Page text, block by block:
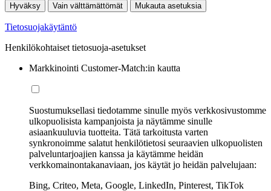
Hyväksy Vain välttämättömät Mukauta asetuksia
Tietosuojakäytäntö
Henkilökohtaiset tietosuoja-asetukset
Markkinointi Customer-Match:in kautta
Suostumuksellasi tiedotamme sinulle myös verkkosivustomme
ulkopuolisista kampanjoista ja näytämme sinulle
asiaankuuluvia tuotteita. Tätä tarkoitusta varten
synkronoimme salatut henkilötietosi seuraavien ulkopuolisten
palveluntarjoajien kanssa ja käytämme heidän
verkkomainontakanaviaan, jos käytät jo heidän palvelujaan:
Bing, Criteo, Meta, Google, LinkedIn, Pinterest, TikTok